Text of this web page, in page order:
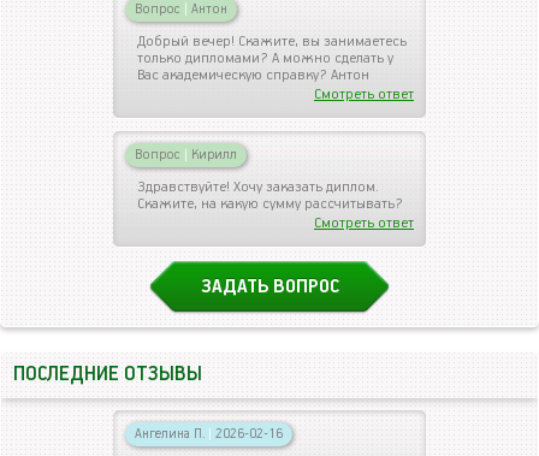
Вопрос Антон
Добрый вечер! Скажите, вы занимаетесь
только дипломами? А можно сделать у
Вас академическую справку? Антон
Смотреть ответ
Вопрос Кирилл
Здравствуйте! Хочу заказать диплом.
Скажите, на какую сумму рассчитывать?
Смотреть ответ
ЗАДАТЬ ВОПРОС
ПОСЛЕДНИЕ ОТЗЫВЫ
Ангелина П. 2026-02-16